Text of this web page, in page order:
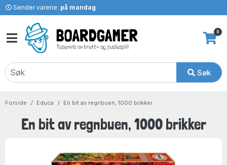
Sender varene: på mandag
Søk
0
Forside Educa En bit av regnbuen, 1000 brikker
En bit av regnbuen, 1000 brikker